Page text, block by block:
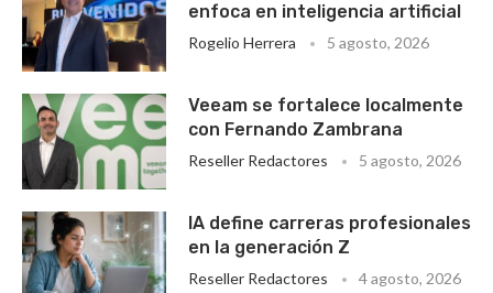
enfoca en inteligencia artificial
Rogelio Herrera 5 agosto, 2026
Veeam se fortalece localmente
con Fernando Zambrana
Reseller Redactores 5 agosto, 2026
IA define carreras profesionales
en la generación Z
Reseller Redactores 4 agosto, 2026